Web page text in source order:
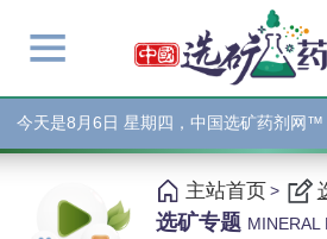
今天是8月6日 星期四，中国选矿药剂网™
主站首页 >
选矿专题 MINERAL